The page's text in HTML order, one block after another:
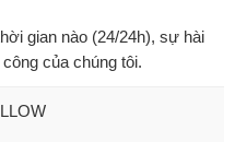
gian nào (24/24h), sự hài
của chúng tôi.